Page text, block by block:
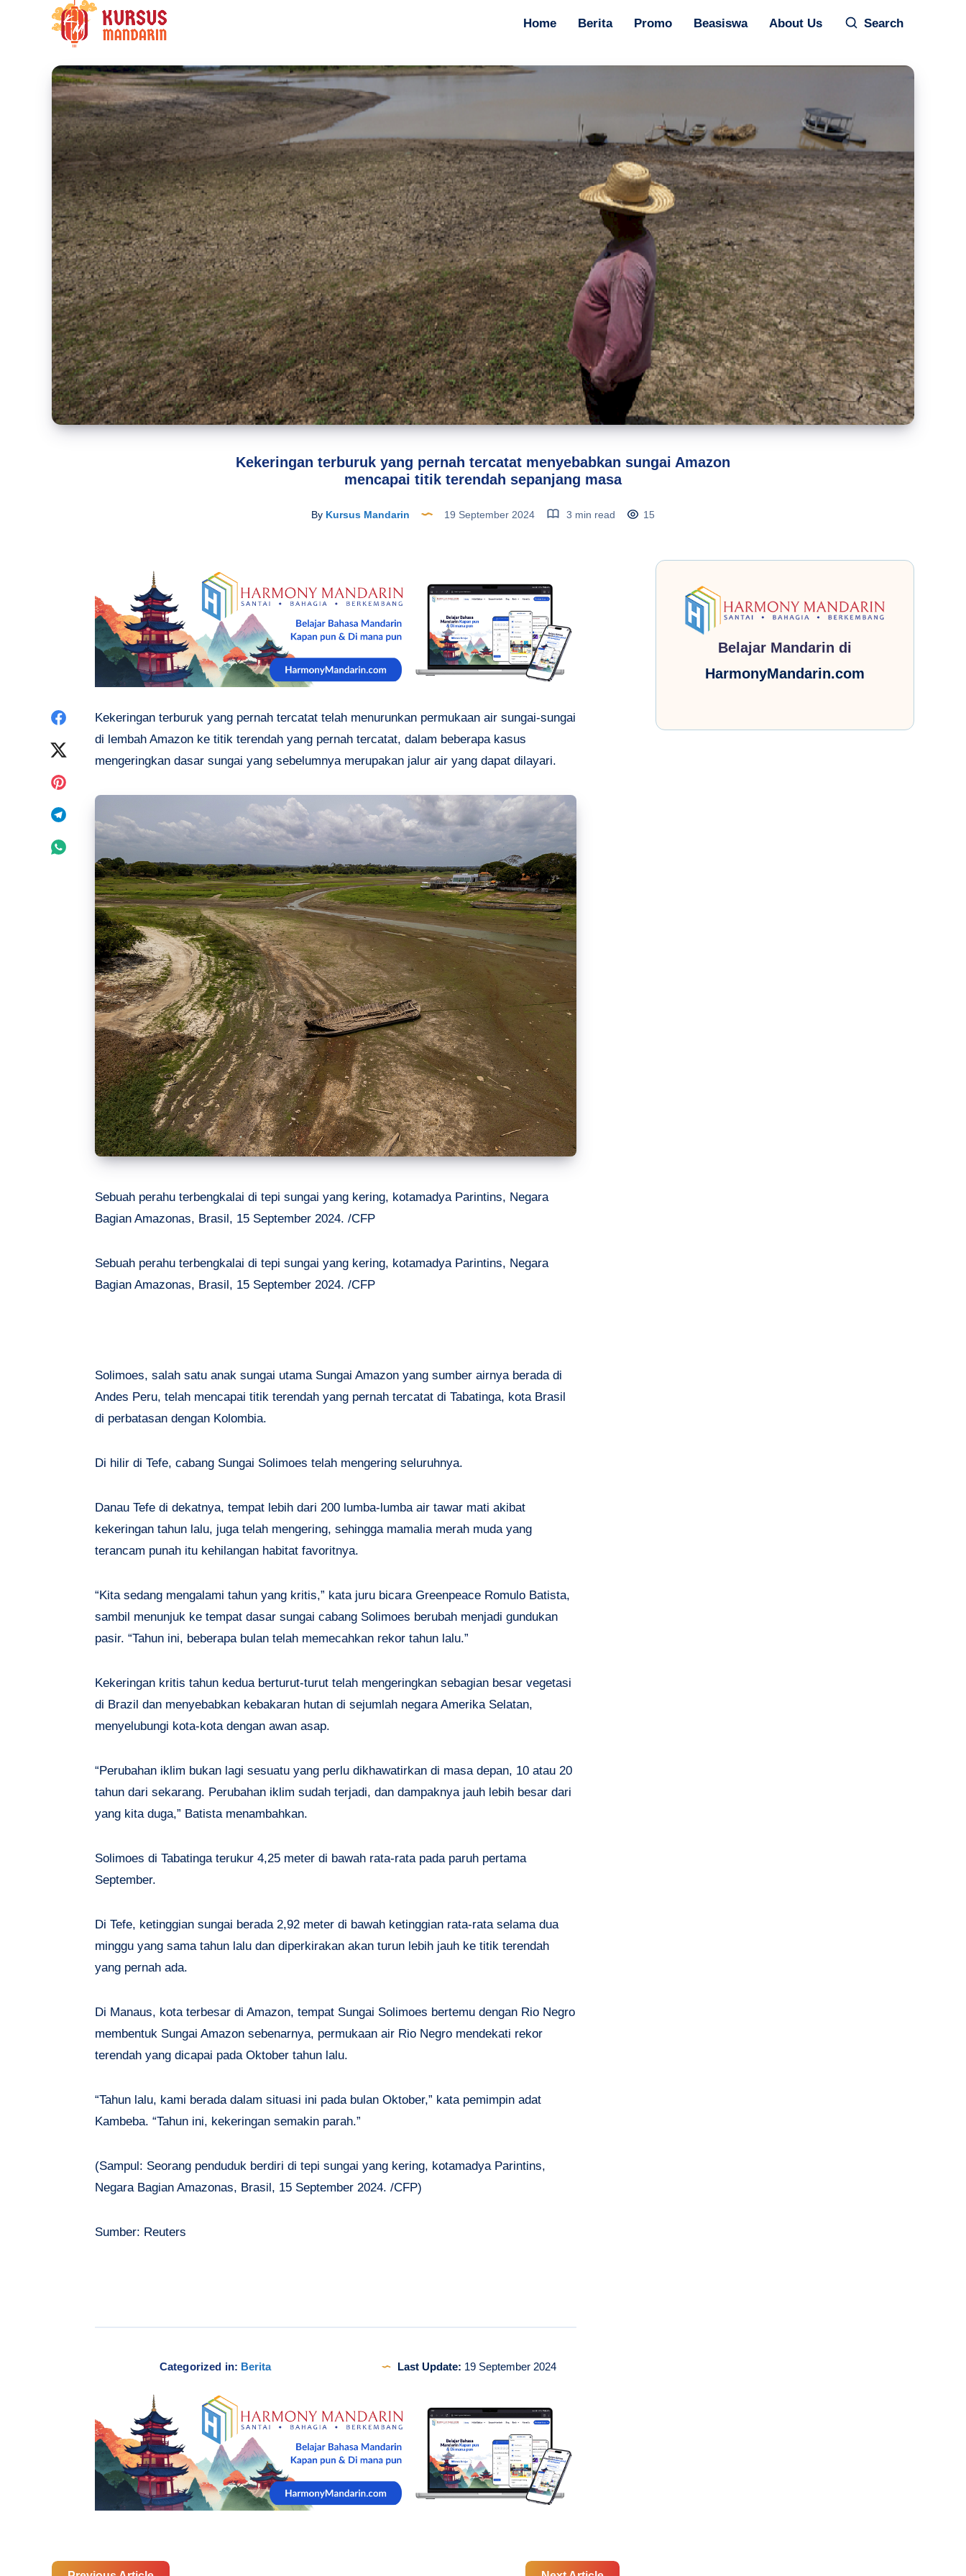
Home Berita Promo Beasiswa About Us Search
Kekeringan terburuk yang pernah tercatat menyebabkan sungai Amazon
mencapai titik terendah sepanjang masa
By Kursus Mandarin 19 September 2024 3 min read 15
Share
Pinterest
Telegram
Whatsapp
Kekeringan terburuk yang pernah tercatat telah menurunkan permukaan air sungai-sungai
di lembah Amazon ke titik terendah yang pernah tercatat, dalam beberapa kasus
mengeringkan dasar sungai yang sebelumnya merupakan jalur air yang dapat dilayari.
Sebuah perahu terbengkalai di tepi sungai yang kering, kotamadya Parintins, Negara
Bagian Amazonas, Brasil, 15 September 2024. /CFP
Sebuah perahu terbengkalai di tepi sungai yang kering, kotamadya Parintins, Negara
Bagian Amazonas, Brasil, 15 September 2024. /CFP
Solimoes, salah satu anak sungai utama Sungai Amazon yang sumber airnya berada di
Andes Peru, telah mencapai titik terendah yang pernah tercatat di Tabatinga, kota Brasil
di perbatasan dengan Kolombia.
Di hilir di Tefe, cabang Sungai Solimoes telah mengering seluruhnya.
Danau Tefe di dekatnya, tempat lebih dari 200 lumba-lumba air tawar mati akibat
kekeringan tahun lalu, juga telah mengering, sehingga mamalia merah muda yang
terancam punah itu kehilangan habitat favoritnya.
“Kita sedang mengalami tahun yang kritis,” kata juru bicara Greenpeace Romulo Batista,
sambil menunjuk ke tempat dasar sungai cabang Solimoes berubah menjadi gundukan
pasir. “Tahun ini, beberapa bulan telah memecahkan rekor tahun lalu.”
Kekeringan kritis tahun kedua berturut-turut telah mengeringkan sebagian besar vegetasi
di Brazil dan menyebabkan kebakaran hutan di sejumlah negara Amerika Selatan,
menyelubungi kota-kota dengan awan asap.
“Perubahan iklim bukan lagi sesuatu yang perlu dikhawatirkan di masa depan, 10 atau 20
tahun dari sekarang. Perubahan iklim sudah terjadi, dan dampaknya jauh lebih besar dari
yang kita duga,” Batista menambahkan.
Solimoes di Tabatinga terukur 4,25 meter di bawah rata-rata pada paruh pertama
September.
Di Tefe, ketinggian sungai berada 2,92 meter di bawah ketinggian rata-rata selama dua
minggu yang sama tahun lalu dan diperkirakan akan turun lebih jauh ke titik terendah
yang pernah ada.
Di Manaus, kota terbesar di Amazon, tempat Sungai Solimoes bertemu dengan Rio Negro
membentuk Sungai Amazon sebenarnya, permukaan air Rio Negro mendekati rekor
terendah yang dicapai pada Oktober tahun lalu.
“Tahun lalu, kami berada dalam situasi ini pada bulan Oktober,” kata pemimpin adat
Kambeba. “Tahun ini, kekeringan semakin parah.”
(Sampul: Seorang penduduk berdiri di tepi sungai yang kering, kotamadya Parintins,
Negara Bagian Amazonas, Brasil, 15 September 2024. /CFP)
Sumber: Reuters
Categorized in: Berita Last Update: 19 September 2024
Belajar Mandarin di
HarmonyMandarin.com